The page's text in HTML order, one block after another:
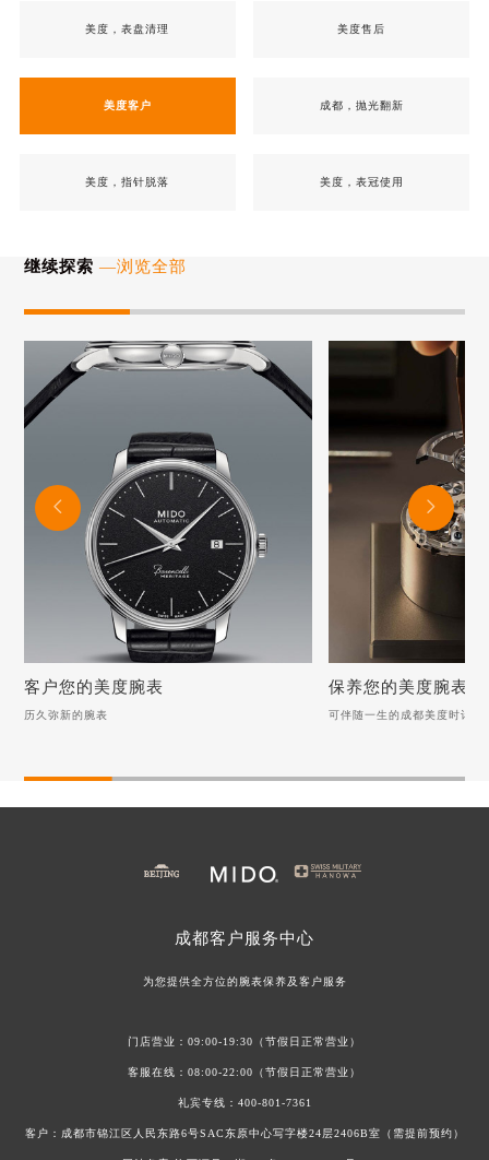
美度，表盘清理 美度售后
美度客户 成都，抛光翻新
美度，指针脱落 美度，表冠使用
继续探索 —浏览全部
历久弥新的腕表
美度手表表蒙起雾：池塘边的专业呵护之道
美度手表表带磨损该如何修复？
客户您的美度腕表
历久弥新的腕表
可伴随一生的成都美度时计
美度手表表蒙保养指南：
保养您的美度腕表
可伴随一生的成都美度时计


成都客户服务中心
为您提供全方位的腕表保养及客户服务
门店营业：09:00-19:30（节假日正常营业）
客服在线：08:00-22:00（节假日正常营业）
礼宾专线： 400-801-7361
客户：成都市锦江区人民东路6号SAC东原中心写字楼24层2406B室（需提前预约）